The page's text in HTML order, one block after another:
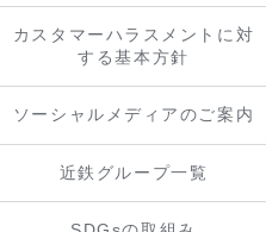
カスタマーハラスメントに対
する基本方針
ソーシャルメディアのご案内
近鉄グループ一覧